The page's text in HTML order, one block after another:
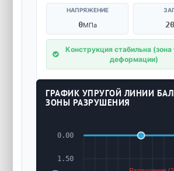
НАПРЯЖЕНИЕ
0МПа
Конструкция стабильна (зона
деформации)
ГРАФИК УПРУГОЙ ЛИНИИ
ЗОНЫ РАЗРУШЕНИЯ